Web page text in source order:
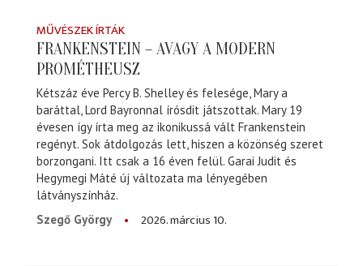
MŰVÉSZEK ÍRTÁK
FRANKENSTEIN – AVAGY A MODERN
PROMÉTHEUSZ
Kétszáz éve Percy B. Shelley és felesége, Mary a
baráttal, Lord Bayronnal írósdit játszottak. Mary 19
évesen így írta meg az ikonikussá vált Frankenstein
regényt. Sok átdolgozás lett, hiszen a közönség szeret
borzongani. Itt csak a 16 éven felül. Garai Judit és
Hegymegi Máté új változata ma lényegében
látványszínház.
Szegő György
2026. március 10.